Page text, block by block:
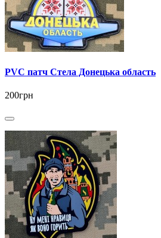
PVC патч Стела Донецька область
200грн